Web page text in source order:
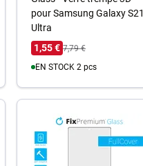
pour Samsung Galaxy S21
Ultra
1,55 € 7,79 €
EN STOCK 2 pcs